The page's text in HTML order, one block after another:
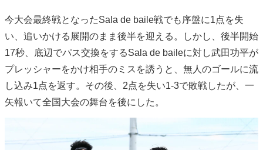
今大会最終戦となったSala de baile戦でも序盤に1点を失
い、追いかける展開のまま後半を迎える。しかし、後半開始
17秒、底辺でパス交換をするSala de baileに対し武田功平が
プレッシャーをかけ相手のミスを誘うと、無人のゴールに流
し込み1点を返す。その後、2点を失い1-3で敗戦したが、一
矢報いて全国大会の舞台を後にした。